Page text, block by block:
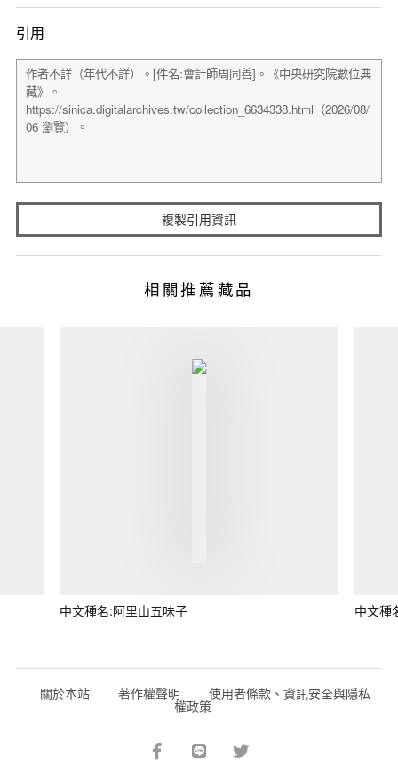
引用
複製引用資訊
相關推薦藏品
中文種名:阿里山五味子 中文種
關於本站 著作權聲明 使用者條款、資訊安全與隱私
權政策